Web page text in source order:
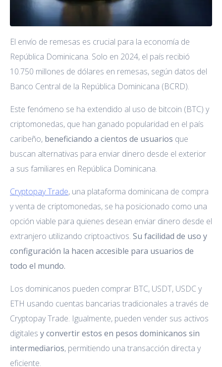
El envío de remesas es crucial para la economía de
República Dominicana. Solo en 2024, el país recibió
10.750 millones de dólares en remesas, según datos del
Banco Central de la República Dominicana (BCRD).
Este fenómeno se ha extendido al uso de bitcoin (BTC) y
criptomonedas, que han ganado popularidad en el país
caribeño, beneficiando a cientos de usuarios que
buscan alternativas para enviar dinero desde el exterior
a sus familiares en República Dominicana.
Cryptopay Trade, una plataforma dominicana de compra
y venta de criptomonedas, se ha posicionado como una
opción viable para quienes desean enviar dinero desde el
extranjero utilizando criptoactivos. Su facilidad de uso y
configuración la hacen accesible para usuarios de
todo el mundo.
Los dominicanos pueden comprar BTC, USDT, USDC y
ETH usando cuentas bancarias tradicionales a través de
Cryptopay Trade. Igualmente, pueden vender sus activos
digitales y convertir estos en pesos dominicanos sin
intermediarios, permitiendo una transacción directa y
eficiente.